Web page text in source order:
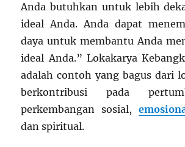
Anda butuhkan untuk lebih
ideal Anda. Anda dapat
daya untuk membantu Anda
ideal Anda.” Lokakarya
adalah contoh yang bagus dari
berkontribusi pada
perkembangan sosial,
dan spiritual.